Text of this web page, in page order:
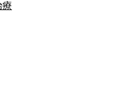
療